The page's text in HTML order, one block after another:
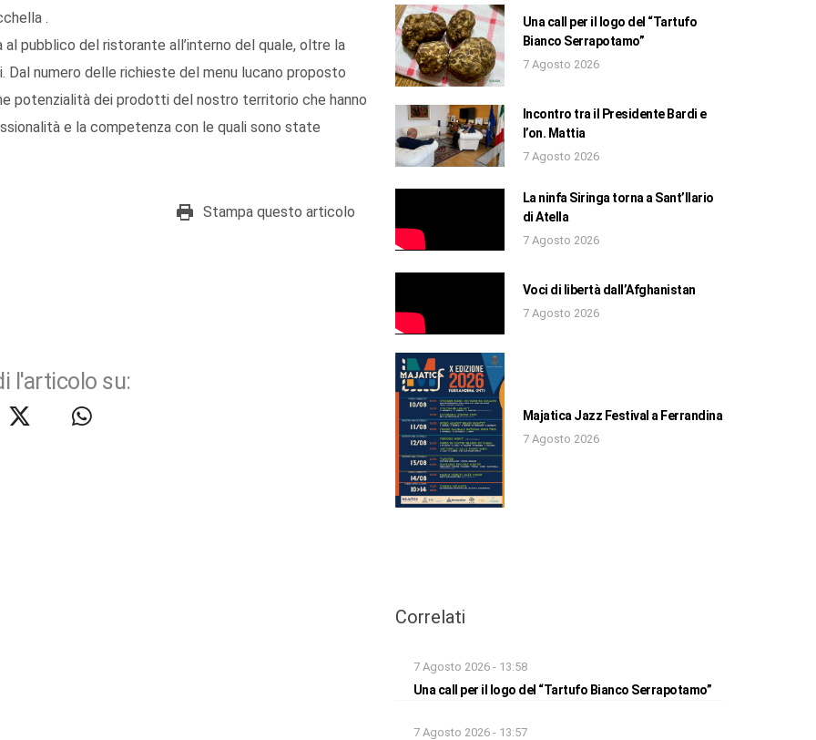
.
pubblico del ristorante all’interno del quale, oltre la
numero delle richieste del menu lucano proposto
potenzialità dei prodotti del nostro territorio che hanno
e la competenza con le quali sono state
Stampa questo articolo
l'articolo su:
Una call per il logo del “Tartufo
Bianco Serrapotamo”
7 Agosto 2026
Incontro tra il Presidente Bardi e
l’on. Mattia
7 Agosto 2026
La ninfa Siringa torna a Sant’Ilario
di Atella
7 Agosto 2026
Voci di libertà dall’Afghanistan
7 Agosto 2026
Majatica Jazz Festival a Ferrandina
7 Agosto 2026
Correlati
7 Agosto 2026 - 13:58
Una call per il logo del “Tartufo Bianco Serrapotamo”
7 Agosto 2026 - 13:57